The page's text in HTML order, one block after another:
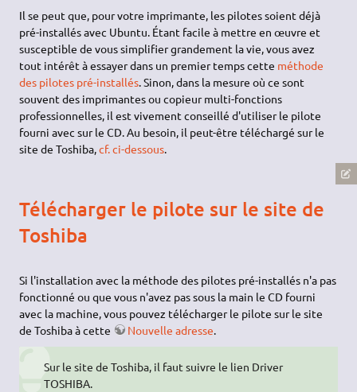
Il se peut que, pour votre imprimante, les pilotes soient déjà
pré-installés avec Ubuntu. Étant facile à mettre en œuvre et
susceptible de vous simplifier grandement la vie, vous avez
tout intérêt à essayer dans un premier temps cette méthode
des pilotes pré-installés. Sinon, dans la mesure où ce sont
souvent des imprimantes ou copieur multi-fonctions
professionnelles, il est vivement conseillé d'utiliser le pilote
fourni avec sur le CD. Au besoin, il peut-être téléchargé sur le
site de Toshiba,cf. ci-dessous.
Télécharger le pilote sur le site de
Toshiba
Si l'installation avec la méthode des pilotes pré-installés n'a pas
fonctionné ou que vous n'avez pas sous la main le CD fourni
avec la machine, vous pouvez télécharger le pilote sur le site
de Toshiba à cette
Nouvelle adresse.
Sur le site de Toshiba, il faut suivre le lien Driver
TOSHIBA.